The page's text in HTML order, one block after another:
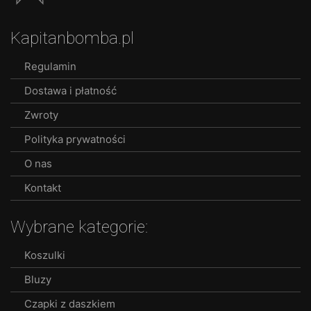
chosen
product
Kapitanbomba.pl
Regulamin
Dostawa i płatność
Zwroty
Polityka prywatności
O nas
Kontakt
Wybrane kategorie:
Koszulki
Bluzy
Czapki z daszkiem